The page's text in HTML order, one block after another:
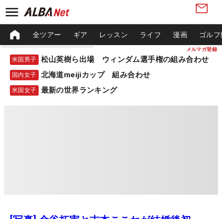
メルマガ登録
全ツアー ギア レッスン ライフ 漫画 ゴル
米国男子 松山英樹ら出場 ウィンダム選手権の組み合わせ
国内女子 北海道meijiカップ 組み合わせ
米国女子 最新の世界ランキング